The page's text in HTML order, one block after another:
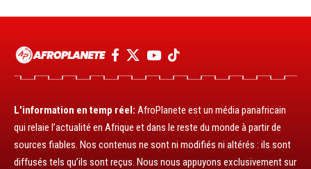
L'information en temp réel: AfroPlanete est un média panafricain
qui relaie l’actualité en Afrique et dans le reste du monde à partir de
sources fiables. Nos contenus ne sont ni modifiés ni altérés : ils sont
diffusés tels qu’ils sont reçus. Nous nous appuyons exclusivement sur